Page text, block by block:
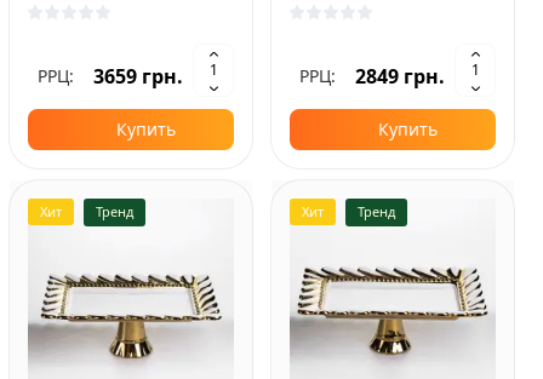
РРЦ: 3659 грн.
Купить
РРЦ: 2849 грн.
Купить
Хит Тренд Хит Тренд